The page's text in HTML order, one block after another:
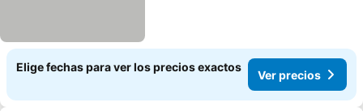
Elige fechas para ver los precios exactos
Ver precios